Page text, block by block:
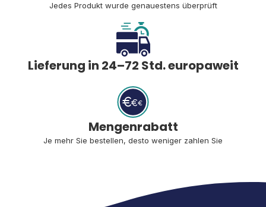
Jedes Produkt wurde genauestens überprüft
Lieferung in 24–72 Std. europaweit
Mengenrabatt
Je mehr Sie bestellen, desto weniger zahlen Sie